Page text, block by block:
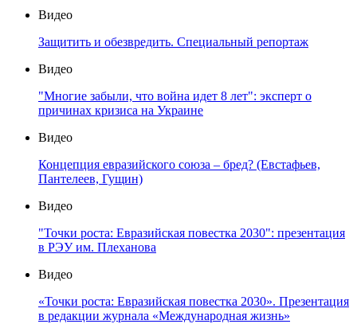
Видео
Защитить и обезвредить. Специальный репортаж
Видео
"Многие забыли, что война идет 8 лет": эксперт о
причинах кризиса на Украине
Видео
Концепция евразийского союза – бред? (Евстафьев,
Пантелеев, Гущин)
Видео
"Точки роста: Евразийская повестка 2030": презентация
в РЭУ им. Плеханова
Видео
«Точки роста: Евразийская повестка 2030». Презентация
в редакции журнала «Международная жизнь»